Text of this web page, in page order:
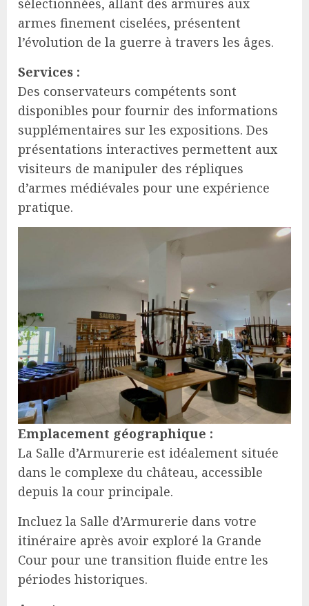
sélectionnées, allant des armures aux
armes finement ciselées, présentent
l’évolution de la guerre à travers les âges.
Services :
Des conservateurs compétents sont
disponibles pour fournir des informations
supplémentaires sur les expositions. Des
présentations interactives permettent aux
visiteurs de manipuler des répliques
d’armes médiévales pour une expérience
pratique.
Emplacement géographique :
La Salle d’Armurerie est idéalement située
dans le complexe du château, accessible
depuis la cour principale.
Incluez la Salle d’Armurerie dans votre
itinéraire après avoir exploré la Grande
Cour pour une transition fluide entre les
périodes historiques.